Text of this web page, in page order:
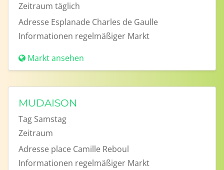
Zeitraum täglich
Adresse Esplanade Charles de Gaulle
Informationen regelmäßiger Markt
Markt ansehen
MUDAISON
Tag Samstag
Zeitraum
Adresse place Camille Reboul
Informationen regelmäßiger Markt